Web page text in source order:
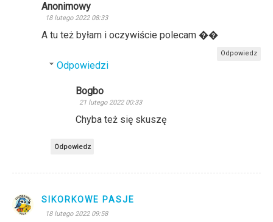
Anonimowy
18 lutego 2022 08:33
A tu też byłam i oczywiście polecam ��
Odpowiedz
Odpowiedzi
Bogbo
21 lutego 2022 00:33
Chyba też się skuszę
Odpowiedz
SIKORKOWE PASJE
18 lutego 2022 09:58